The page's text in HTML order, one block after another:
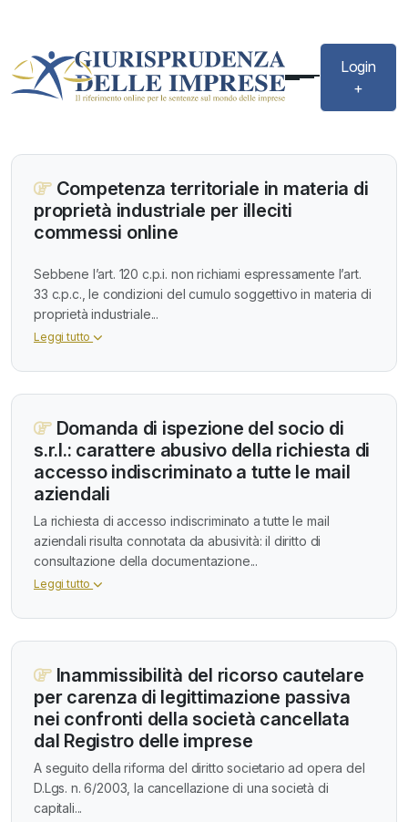
Login
+
Competenza territoriale in materia di
proprietà industriale per illeciti
commessi online
Sebbene l’art. 120 c.p.i. non richiami espressamente l’art.
33 c.p.c., le condizioni del cumulo soggettivo in materia di
proprietà industriale...
Leggi tutto
Domanda di ispezione del socio di
s.r.l.: carattere abusivo della richiesta di
accesso indiscriminato a tutte le mail
aziendali
La richiesta di accesso indiscriminato a tutte le mail
aziendali risulta connotata da abusività: il diritto di
consultazione della documentazione...
Leggi tutto
Inammissibilità del ricorso cautelare
per carenza di legittimazione passiva
nei confronti della società cancellata
dal Registro delle imprese
A seguito della riforma del diritto societario ad opera del
D.Lgs. n. 6/2003, la cancellazione di una società di
capitali...